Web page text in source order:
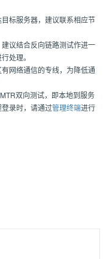
标服务器，建议联系相应节
议结合反向链路测试作进一
处理。
网络通信的专线，为降低通
双向测试，即本地到服务
录时，请通过管理终端进行